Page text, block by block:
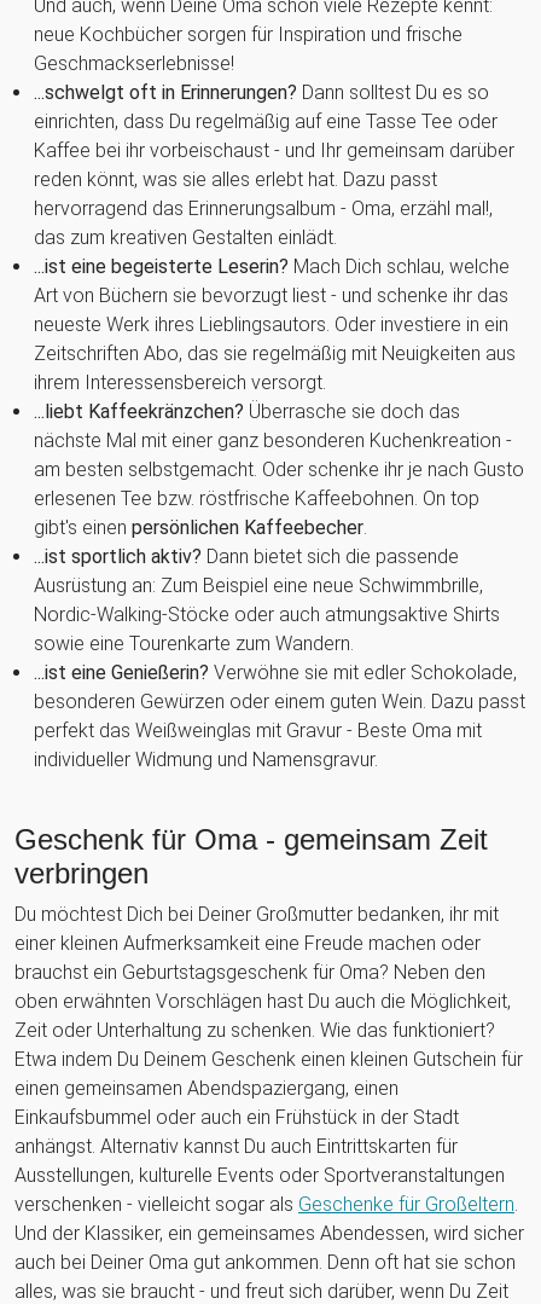
Und auch, wenn Deine Oma schon viele Rezepte kennt:
neue Kochbücher sorgen für Inspiration und frische
Geschmackserlebnisse!
...schwelgt oft in Erinnerungen? Dann solltest Du es so
einrichten, dass Du regelmäßig auf eine Tasse Tee oder
Kaffee bei ihr vorbeischaust - und Ihr gemeinsam darüber
reden könnt, was sie alles erlebt hat. Dazu passt
hervorragend das Erinnerungsalbum - Oma, erzähl mal!,
das zum kreativen Gestalten einlädt.
...ist eine begeisterte Leserin? Mach Dich schlau, welche
Art von Büchern sie bevorzugt liest - und schenke ihr das
neueste Werk ihres Lieblingsautors. Oder investiere in ein
Zeitschriften Abo, das sie regelmäßig mit Neuigkeiten aus
ihrem Interessensbereich versorgt.
...liebt Kaffeekränzchen? Überrasche sie doch das
nächste Mal mit einer ganz besonderen Kuchenkreation -
am besten selbstgemacht. Oder schenke ihr je nach Gusto
erlesenen Tee bzw. röstfrische Kaffeebohnen. On top
gibt's einen persönlichen Kaffeebecher
...ist sportlich aktiv? Dann bietet sich die passende
Ausrüstung an: Zum Beispiel eine neue Schwimmbrille,
Nordic-Walking-Stöcke oder auch atmungsaktive Shirts
sowie eine Tourenkarte zum Wandern.
...ist eine Genießerin? Verwöhne sie mit edler Schokolade,
besonderen Gewürzen oder einem guten Wein. Dazu passt
perfekt das Weißweinglas mit Gravur - Beste Oma mit
individueller Widmung und Namensgravur.
Geschenk für Oma - gemeinsam Zeit
verbringen
Du möchtest Dich bei Deiner Großmutter bedanken, ihr mit
einer kleinen Aufmerksamkeit eine Freude machen oder
brauchst ein Geburtstagsgeschenk für Oma? Neben den
oben erwähnten Vorschlägen hast Du auch die Möglichkeit,
Zeit oder Unterhaltung zu schenken. Wie das funktioniert?
Etwa indem Du Deinem Geschenk einen kleinen Gutschein für
einen gemeinsamen Abendspaziergang, einen
Einkaufsbummel oder auch ein Frühstück in der Stadt
anhängst. Alternativ kannst Du auch Eintrittskarten für
Ausstellungen, kulturelle Events oder Sportveranstaltungen
verschenken - vielleicht sogar als Geschenke für Großeltern
Und der Klassiker, ein gemeinsames Abendessen, wird sicher
auch bei Deiner Oma gut ankommen. Denn oft hat sie schon
alles, was sie braucht - und freut sich darüber, wenn Du Zeit